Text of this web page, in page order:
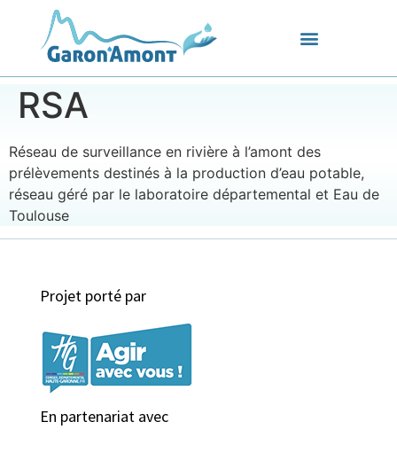
RSA
Réseau de surveillance en rivière à l’amont des
prélèvements destinés à la production d’eau potable,
réseau géré par le laboratoire départemental et Eau de
Toulouse
Projet porté par
En partenariat avec